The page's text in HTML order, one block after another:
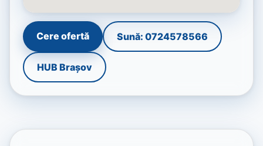
Cere ofertă Sună: 0724578566
HUB Brașov